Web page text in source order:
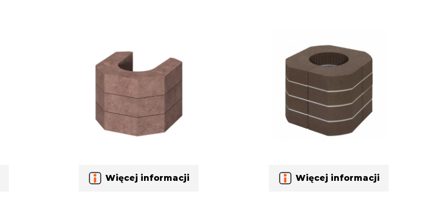
Więcej informacji Więcej informacji